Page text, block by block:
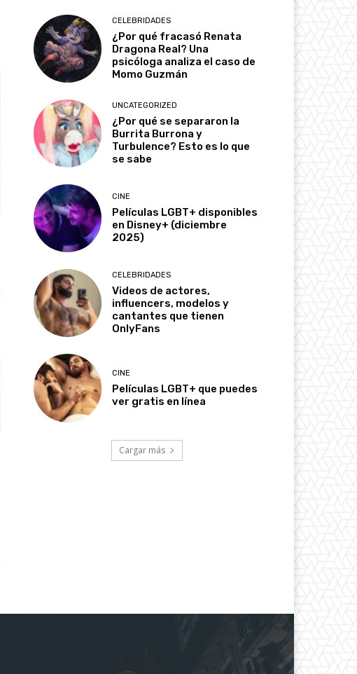
CELEBRIDADES
¿Por qué fracasó Renata
Dragona Real? Una
psicóloga analiza el caso de
Momo Guzmán
UNCATEGORIZED
¿Por qué se separaron la
Burrita Burrona y
Turbulence? Esto es lo que
se sabe
CINE
Películas LGBT+ disponibles
en Disney+ (diciembre
2025)
CELEBRIDADES
Videos de actores,
influencers, modelos y
cantantes que tienen
OnlyFans
CINE
Películas LGBT+ que puedes
ver gratis en línea
Cargar más